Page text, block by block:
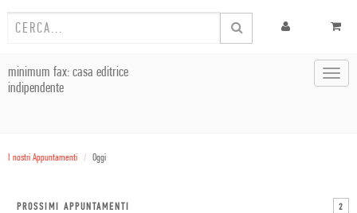
minimum fax: casa editrice
indipendente
I nostri Appuntamenti Oggi
PROSSIMI APPUNTAMENTI 2